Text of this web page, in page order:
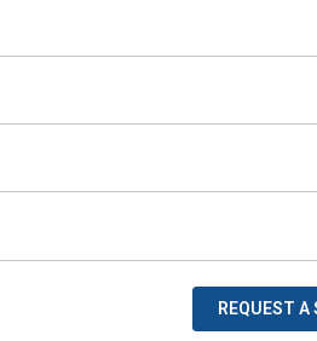
REQUEST A